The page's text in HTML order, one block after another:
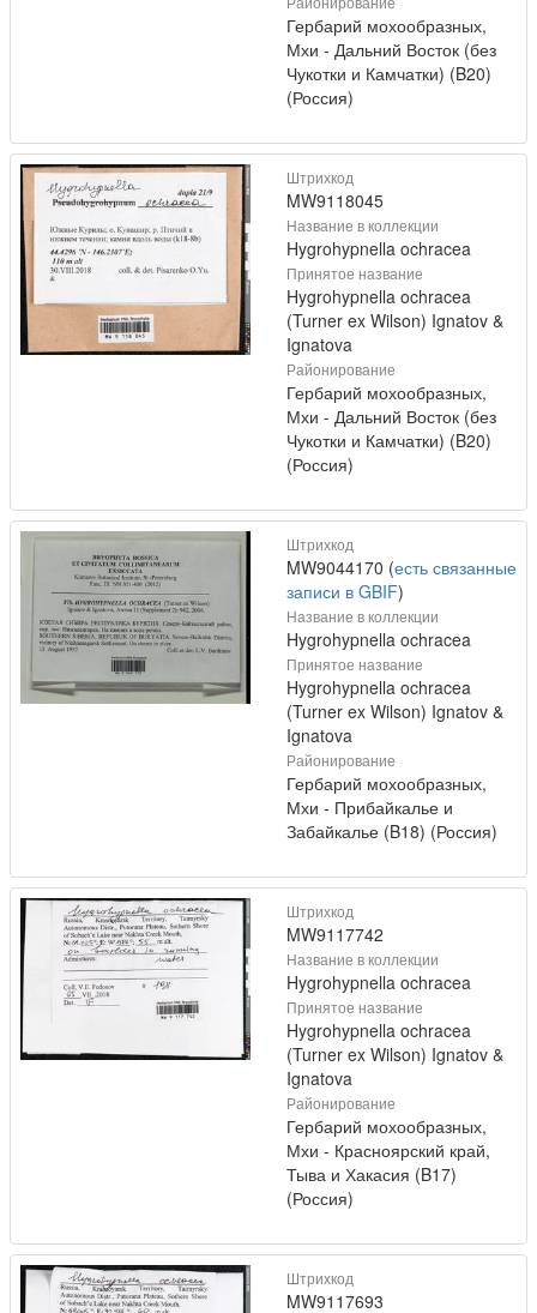
Гербарий мохообразных,
Мхи - Дальний Восток (без
Чукотки и Камчатки) (B20)
(Россия)
Штрихкод
MW9118045
Название в коллекции
Hygrohypnella ochracea
Принятое название
Hygrohypnella ochracea
(Turner ex Wilson) Ignatov &
Ignatova
Районирование
Гербарий мохообразных,
Мхи - Дальний Восток (без
Чукотки и Камчатки) (B20)
(Россия)
Штрихкод
MW9044170 (есть связанные
записи в GBIF)
Название в коллекции
Hygrohypnella ochracea
Принятое название
Hygrohypnella ochracea
(Turner ex Wilson) Ignatov &
Ignatova
Районирование
Гербарий мохообразных,
Мхи - Прибайкалье и
Забайкалье (B18) (Россия)
Штрихкод
MW9117742
Название в коллекции
Hygrohypnella ochracea
Принятое название
Hygrohypnella ochracea
(Turner ex Wilson) Ignatov &
Ignatova
Районирование
Гербарий мохообразных,
Мхи - Красноярский край,
Тыва и Хакасия (B17)
(Россия)
Штрихкод
MW9117693